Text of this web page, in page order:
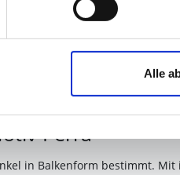
klicken, willigen Sie
Alle
Perra
in Balkenform bestimmt.